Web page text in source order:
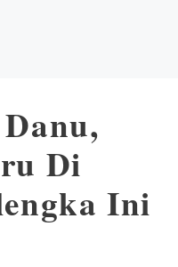
Di
Ini